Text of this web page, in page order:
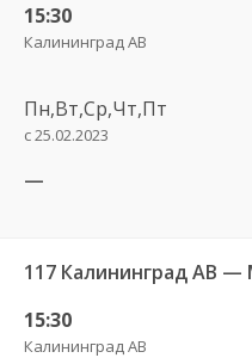
15:30
Калининград АВ
Пн,Вт,Ср,Чт,Пт
с 25.02.2023
—
117 Калининград АВ —
15:30
Калининград АВ